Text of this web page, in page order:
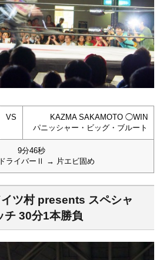
VS
KAZMA SAKAMOTO ◯WIN
パニッシャー・ビッグ・ブルート
9分46秒
ライバーⅡ → 片エビ固め
ツ村 presents スペシャ
チ 30分1本勝負